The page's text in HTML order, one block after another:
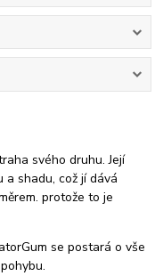
svého druhu. Její
a shadu, což jí dává
protože to je
se postará o vše